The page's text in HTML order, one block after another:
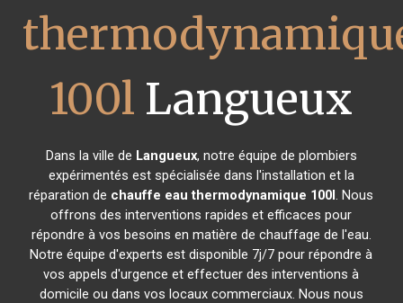
100l Langueux
Dans la ville de Langueux, notre équipe de plombiers
expérimentés est spécialisée dans l'installation et la
réparation de chauffe eau thermodynamique 100l. Nous
offrons des interventions rapides et efficaces pour
répondre à vos besoins en matière de chauffage de l'eau.
Notre équipe d'experts est disponible 7j/7 pour répondre à
vos appels d'urgence et effectuer des interventions à
domicile ou dans vos locaux commerciaux. Nous nous